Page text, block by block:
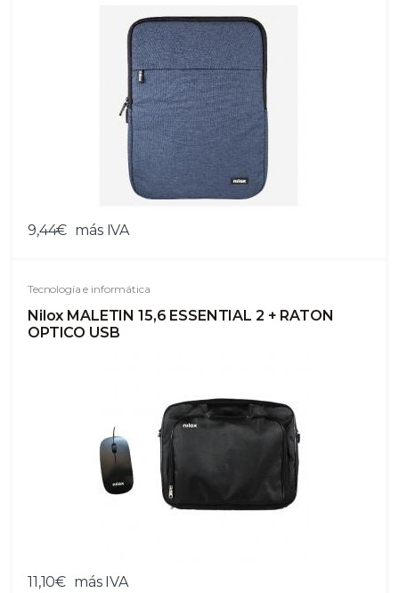
9,44€ más IVA
Tecnología e informática
Nilox MALETIN 15,6 ESSENTIAL 2 + RATON
OPTICO USB
11,10€ más IVA